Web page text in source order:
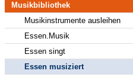
Musikbibliothek
Musikinstrumente ausleihen
Essen.Musik
Essen singt
Essen musiziert